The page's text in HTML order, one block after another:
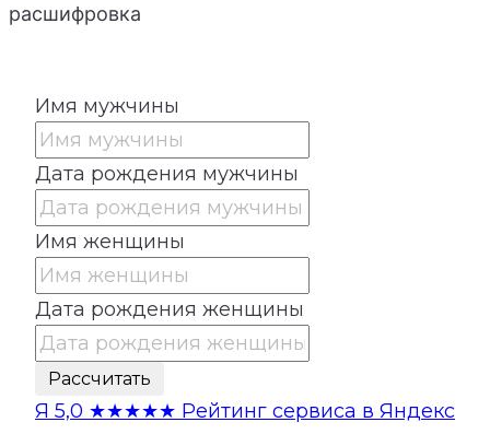
расшифровка
Имя мужчины
Дата рождения мужчины
Имя женщины
Дата рождения женщины
Рассчитать
Я 5,0 ★★★★★ Рейтинг сервиса в Яндекс